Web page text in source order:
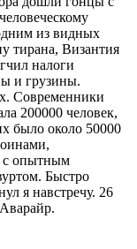
из видных
тирана, Византия
налоги
и грузины.
Современники
200000 человек,
было около 50000
с опытным
Быстро
я навстречу. 26